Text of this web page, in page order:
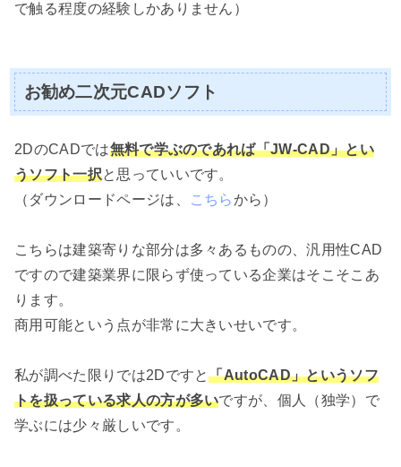
で触る程度の経験しかありません）
お勧め二次元CADソフト
2DのCADでは無料で学ぶのであれば「JW-CAD」とい
うソフト一択と思っていいです。
（ダウンロードページは、
こちらから）
こちらは建築寄りな部分は多々あるものの、汎用性CAD
ですので建築業界に限らず使っている企業はそこそこあ
ります。
商用可能という点が非常に大きいせいです。
私が調べた限りでは2Dですと「AutoCAD」というソフ
トを扱っている求人の方が多いですが、個人（独学）で
学ぶには少々厳しいです。